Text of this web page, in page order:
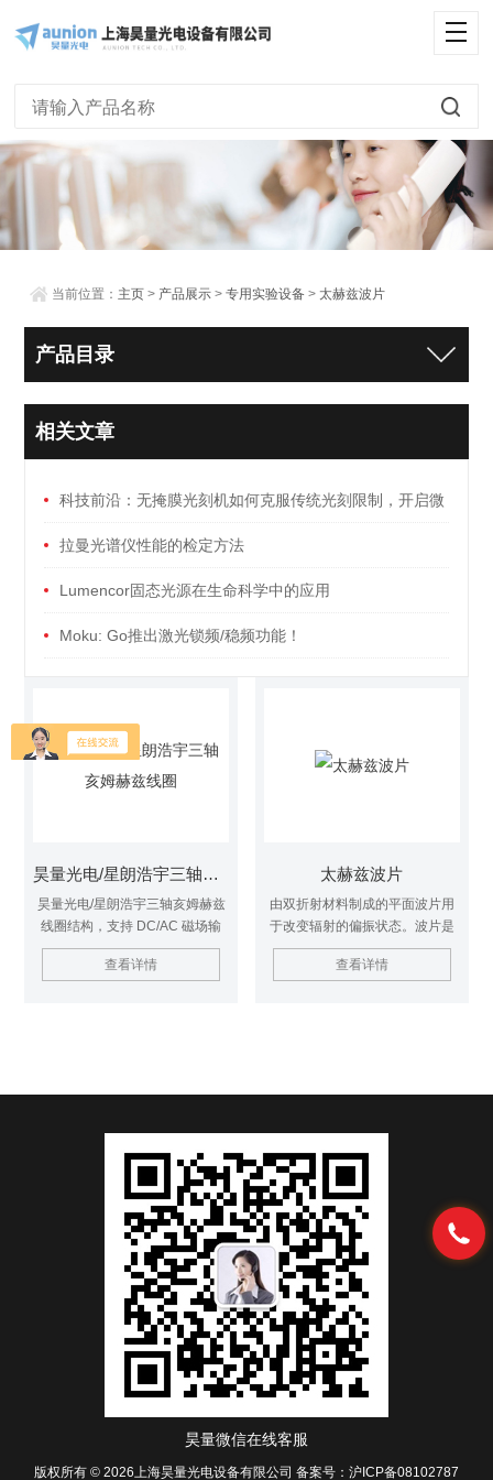
当前位置： 主页 > 产品展示 >专用实验设备 >太赫兹波片
产品目录
相关文章
科技前沿：无掩膜光刻机如何克服传统光刻限制，开启微
纳加工新篇章
拉曼光谱仪性能的检定方法
Lumencor固态光源在生命科学中的应用
Moku: Go推出激光锁频/稳频功能！
昊量光电/星朗浩宇三轴亥姆赫兹线圈
昊量光电/星朗浩宇三轴亥姆赫兹
线圈结构，支持 DC/AC 磁场输
出，3×3×3 cm³ 均匀区，X/Y/Z 三
轴灵敏度。产品面向科研实验、
查看详情
太赫兹波片
由双折射材料制成的平面波片用
于改变辐射的偏振状态。波片是
通过改变波的两个垂直极化分量
之间的相位来工作的。常见的波
查看详情
昊量微信在线客服
版权所有 © 2026上海昊量光电设备有限公司 备案号：沪ICP备08102787